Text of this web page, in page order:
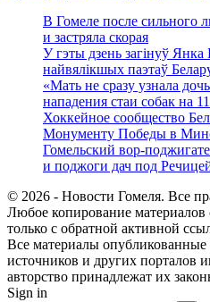
В Гомеле после сильного
и застряла скорая
У гэты дзень загінуў
найвялікшых паэтаў
«Мать не сразу узнала
нападения стаи собак на
Хоккейное сообщество
Монументу Победы в
Гомельский вор-
и поджоги дач под
© 2026 - Новости Гомеля. Все
Любое копирование материалов
только с обратной активной
Все материалы опубликованные
источников и других порталов
авторство принадлежат их
Sign in